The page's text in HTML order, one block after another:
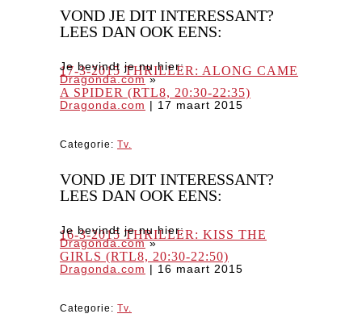
VOND JE DIT INTERESSANT?
LEES DAN OOK EENS:
17-3-2015 THRILLER: ALONG CAME
A SPIDER (RTL8, 20:30-22:35)
Je bevindt je nu hier:
Dragonda.com»
Dragonda.com | 17 maart 2015
Categorie: Tv.
VOND JE DIT INTERESSANT?
LEES DAN OOK EENS:
16-3-2015 THRILLER: KISS THE
GIRLS (RTL8, 20:30-22:50)
Je bevindt je nu hier:
Dragonda.com»
Dragonda.com | 16 maart 2015
Categorie: Tv.